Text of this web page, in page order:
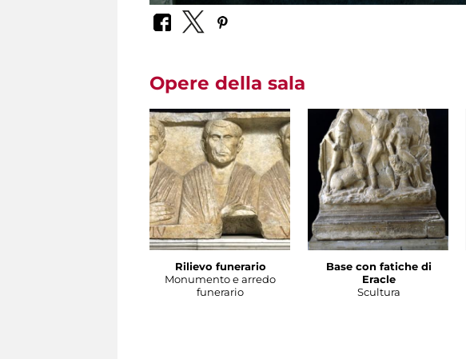
Opere della sala
Rilievo funerario
Monumento e arredo
funerario
Base con fatiche di
Eracle
Scultura